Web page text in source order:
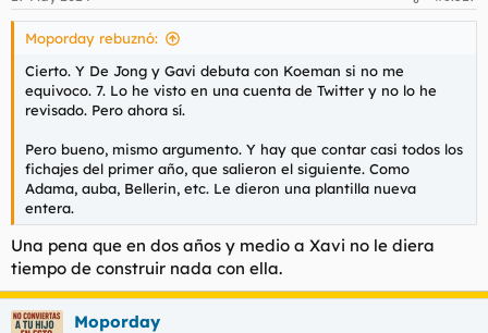
Moporday rebuznó:
Cierto. Y De Jong y Gavi debuta con Koeman si no me
equivoco. 7. Lo he visto en una cuenta de Twitter y no lo he
revisado. Pero ahora sí.
Pero bueno, mismo argumento. Y hay que contar casi todos los
fichajes del primer año, que salieron el siguiente. Como
Adama, auba, Bellerin, etc. Le dieron una plantilla nueva
entera.
Una pena que en dos años y medio a Xavi no le diera
tiempo de construir nada con ella.
Moporday